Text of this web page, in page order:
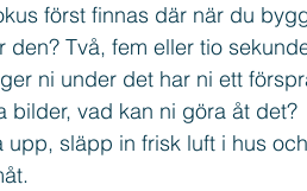
först finnas där när du
den? Två, fem eller tio
ni under det har ni ett
bilder, vad kan ni göra åt det?
upp, släpp in frisk luft i hus